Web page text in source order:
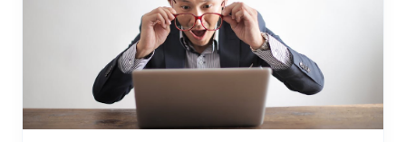
gestion des dépenses directement avec des
logiciels de comptabilité comme Xero.